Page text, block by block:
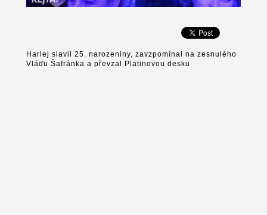
Harlej slavil 25. narozeniny, zavzpomínal na zesnulého
Vláďu Šafránka a převzal Platinovou desku